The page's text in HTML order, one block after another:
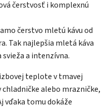
čerstvosť i komplexnú
čerstvo mletú kávu od
Tak najlepšia mletá káva
a intenzívna.
teplote v tmavej
alebo mrazničke,
vďaka tomu dokáže